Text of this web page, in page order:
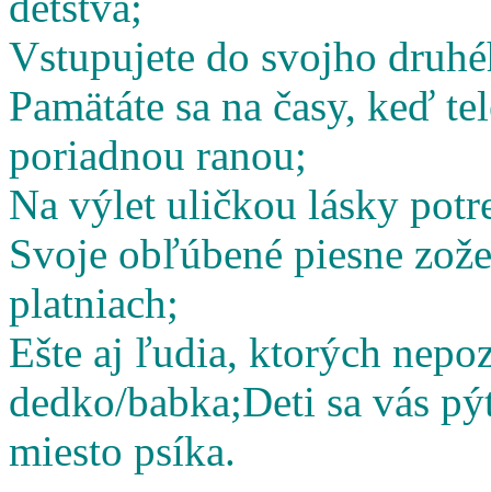
Vstupujete do svojho
Pamätáte sa na časy, keď
poriadnou ranou;
Na výlet uličkou lásky
Svoje obľúbené piesne
platniach;
Ešte aj ľudia, ktorých
dedko/babka;Deti sa vás
miesto psíka.